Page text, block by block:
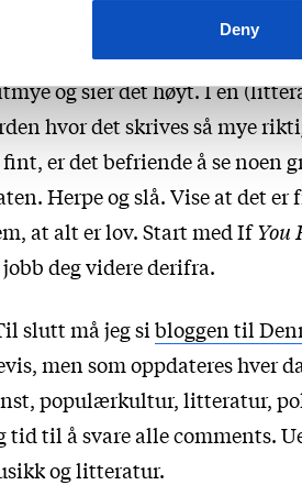
Deny
. Utgivelsene deres er helt
deres slår i alle
og sier det høyt. I en
hvor det skrives så mye
er det befriende å se noen
Herpe og slå. Vise at det er
at alt er lov. Start med IfYou
deg videre derifra.
slutt må jeg sibloggen til
men som oppdateres hver
populærkultur, litteratur,
tid til å svare alle comments.
og litteratur.